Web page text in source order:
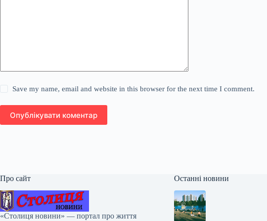
Save my name, email and website in this browser for the next time I comment.
Опублікувати коментар
Про сайт
«Столиця новини» — портал про життя
Останні новини